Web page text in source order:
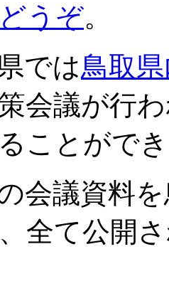
うぞ。
では鳥取
会議が行
ことがで
会議資料
全て公開